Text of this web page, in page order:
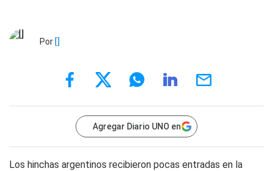
Por []
Agregar Diario UNO en
Los hinchas argentinos recibieron pocas entradas en la